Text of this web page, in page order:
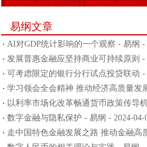
易纲文章
AI对GDP统计影响的一个观察 - 易纲 -
发展普惠金融应坚持商业可持续原则 -
可考虑限定的银行分行试点投贷联动 -
学习领会全会精神 推动经济高质量发
以利率市场化改革畅通货币政策传导
数字金融与隐私保护 - 易纲 - 2024-04-
走中国特色金融发展之路 推动金融高